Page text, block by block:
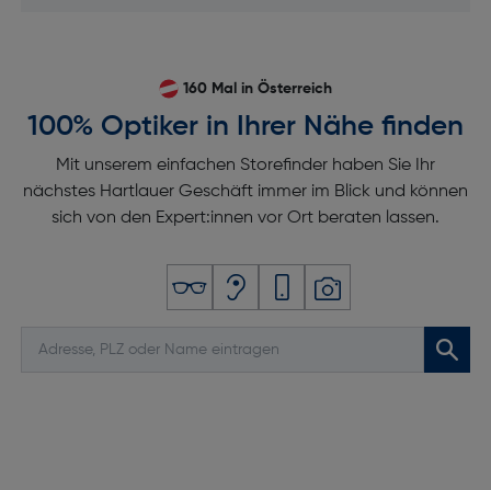
160 Mal in Österreich
100% Optiker in Ihrer Nähe finden
Mit unserem einfachen Storefinder haben Sie Ihr
nächstes Hartlauer Geschäft immer im Blick und können
sich von den Expert:innen vor Ort beraten lassen.